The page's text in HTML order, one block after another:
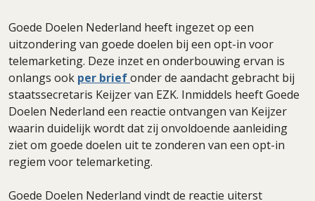
Goede Doelen Nederland heeft ingezet op een
uitzondering van goede doelen bij een opt-in voor
telemarketing. Deze inzet en onderbouwing ervan is
onlangs ook per briefonder de aandacht gebracht bij
staatssecretaris Keijzer van EZK. Inmiddels heeft Goede
Doelen Nederland een reactie ontvangen van Keijzer
waarin duidelijk wordt dat zij onvoldoende aanleiding
ziet om goede doelen uit te zonderen van een opt-in
regiem voor telemarketing.
Goede Doelen Nederland vindt de reactie uiterst